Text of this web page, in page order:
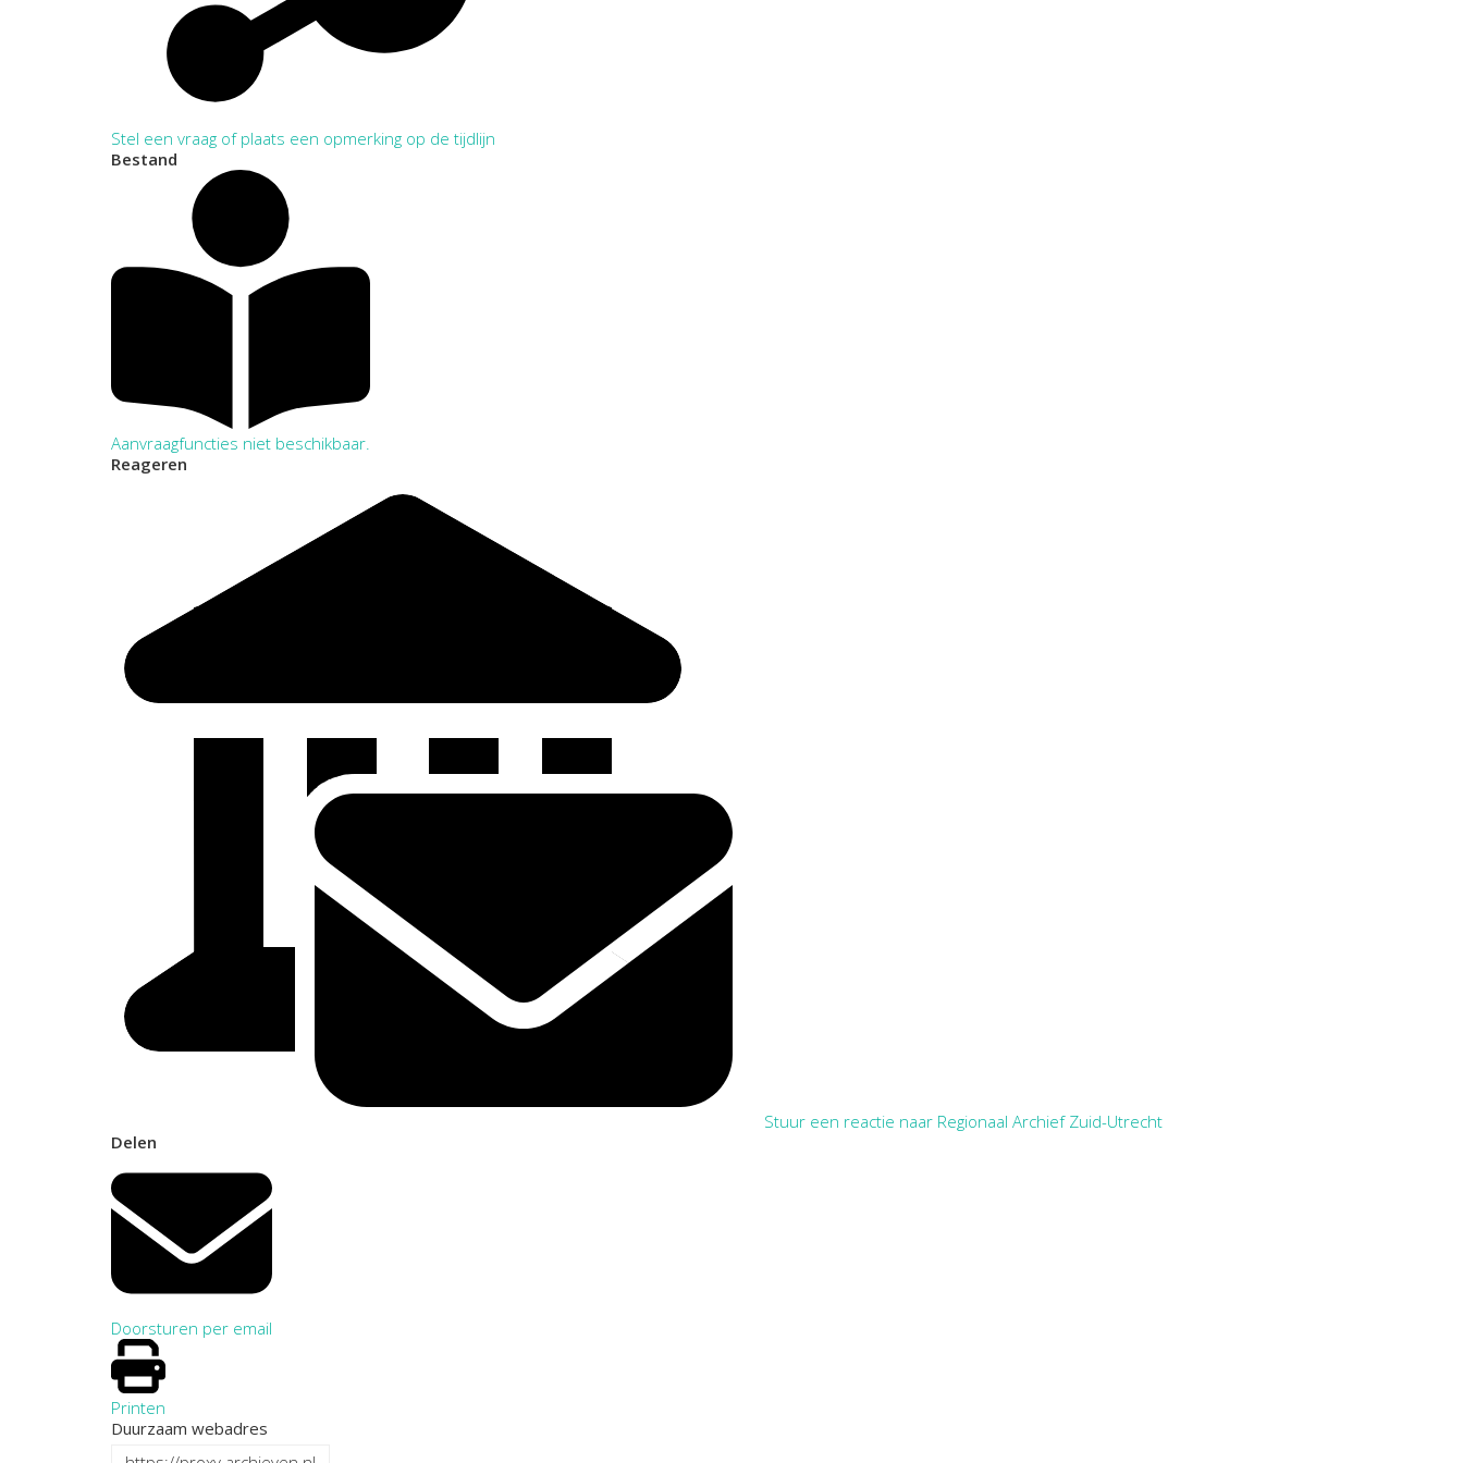
Stel een vraag of plaats een opmerking op de tijdlijn
Bestand
Aanvraagfuncties niet beschikbaar.
Reageren
Stuur een reactie naar Regionaal Archief Zuid-Utrecht
Delen
Doorsturen per email
Printen
Duurzaam webadres